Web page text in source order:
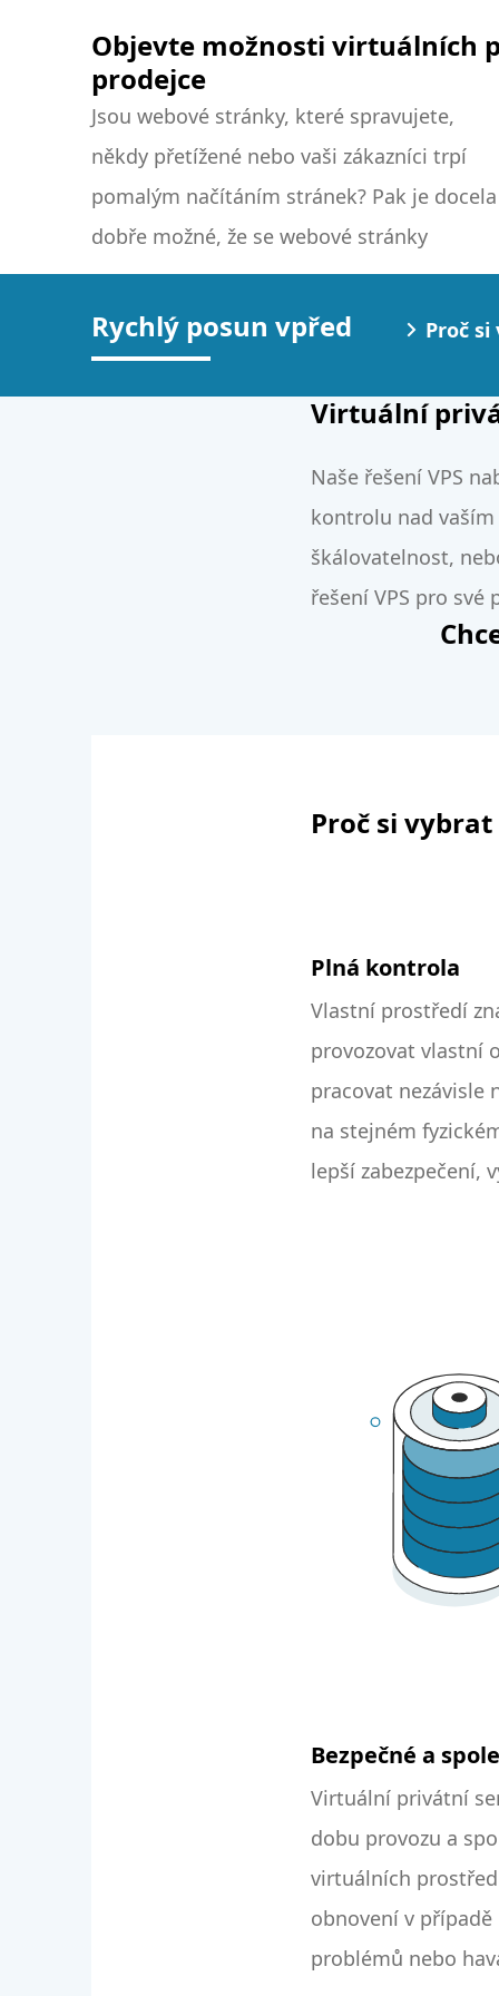
Objevte možnosti virtuálních
prodejce
Jsou webové stránky, které spravujete,
někdy přetížené nebo vaši zákazníci trpí
pomalým načítáním stránek? Pak je docela
dobře možné, že se webové stránky
rozrostly natolik, že je zapotřebí větší
kapacita. Pak je pro vás řešením hostování
Rychlý posun vpřed Proč si
Virtuální
Naše řešení VPS
kontrolu nad
škálovatelnost,
řešení VPS pro své
Proč si vybrat
Plná kontrola
Vlastní prostředí
provozovat vlastní
pracovat nezávisle
na stejném
lepší zabezpečení,
Bezpečné a
Virtuální privátní
dobu provozu a
virtuálních
obnovení v
problémů nebo